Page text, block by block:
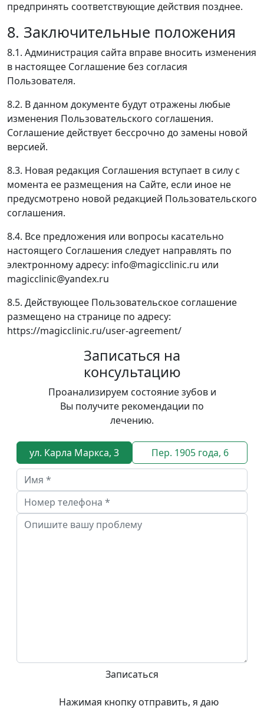
предпринять соответствующие действия позднее.
8. Заключительные положения
8.1. Администрация сайта вправе вносить изменения
в настоящее Соглашение без согласия
Пользователя.
8.2. В данном документе будут отражены любые
изменения Пользовательского соглашения.
Соглашение действует бессрочно до замены новой
версией.
8.3. Новая редакция Соглашения вступает в силу с
момента ее размещения на Сайте, если иное не
предусмотрено новой редакцией Пользовательского
соглашения.
8.4. Все предложения или вопросы касательно
настоящего Соглашения следует направлять по
электронному адресу: info@magicclinic.ru или
magicclinic@yandex.ru
8.5. Действующее Пользовательское соглашение
размещено на странице по адресу:
https://magicclinic.ru/user-agreement/
Записаться на
консультацию
Проанализируем состояние зубов и
Вы получите рекомендации по
лечению.
ул. Карла Маркса, 3 Пер. 1905 года, 6
Нажимая кнопку отправить, я даю